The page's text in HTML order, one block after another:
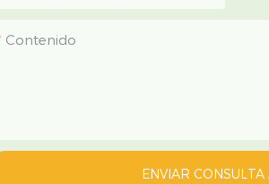
Contenido
ENVIAR